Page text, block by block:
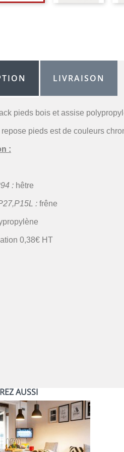
LIVRAISON
pieds bois et assise
pieds est de couleurs
:
: hêtre
: frêne
0,38€ HT
AUSSI